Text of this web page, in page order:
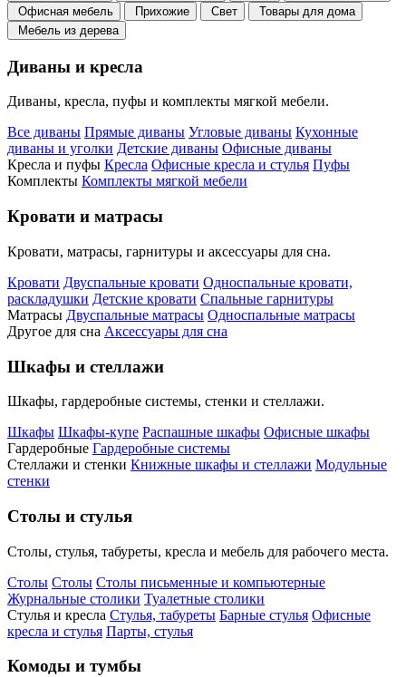
Офисная мебель
Прихожие Свет
Товары для дома
Мебель из дерева
Диваны и кресла
Диваны, кресла, пуфы и комплекты мягкой мебели.
Все диваны Прямые диваны Угловые диваны Кухонные
диваны и уголки Детские диваны Офисные диваны
Кресла и пуфы Кресла Офисные кресла и стулья Пуфы
Комплекты Комплекты мягкой мебели
Кровати и матрасы
Кровати, матрасы, гарнитуры и аксессуары для сна.
Кровати Двуспальные кровати Односпальные кровати,
раскладушки Детские кровати Спальные гарнитуры
Матрасы Двуспальные матрасы Односпальные матрасы
Другое для сна Аксессуары для сна
Шкафы и стеллажи
Шкафы, гардеробные системы, стенки и стеллажи.
Шкафы Шкафы-купе Распашные шкафы Офисные шкафы
Гардеробные Гардеробные системы
Стеллажи и стенки Книжные шкафы и стеллажи Модульные
стенки
Столы и стулья
Столы, стулья, табуреты, кресла и мебель для рабочего места.
Столы Столы Столы письменные и компьютерные
Журнальные столики Туалетные столики
Стулья и кресла Стулья, табуреты Барные стулья Офисные
кресла и стулья Парты, стулья
Комоды и тумбы